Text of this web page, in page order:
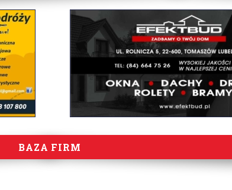
BAZA FIRM